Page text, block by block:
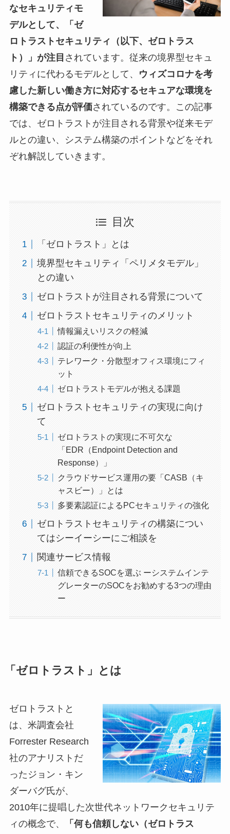
なセキュリティモ
デルとして、「ゼ
ロトラストセキュリティ（以下、ゼロトラス
ト）」が注目 されています。従来の境界型セキュ
リティに代わるモデルとして、
ウィズコロナを考
慮した新しい働き方に対応するセキュアな環境を
構築できる点が評価されているのです。この記事
では、ゼロトラストが注目される背景や従来モデ
ルとの違い、システム構築のポイントなどをそれ
ぞれ解説していきます。
目次
「ゼロトラスト」とは
境界型セキュリティ「ペリメタモデル」
との違い
ゼロトラストが注目される背景について
ゼロトラストセキュリティのメリット
情報漏えいリスクの軽減
認証の利便性が向上
テレワーク・分散型オフィス環境にフィ
ット
ゼロトラストモデルが抱える課題
ゼロトラストセキュリティの実現に向け
て
ゼロトラストの実現に不可欠な
「EDR（Endpoint Detection and
Response）」
クラウドサービス運用の要「CASB（キ
ャスビー）」とは
多要素認証によるPCセキュリティの強化
ゼロトラストセキュリティの構築につい
てはシーイーシーにご相談を
関連サービス情報
信頼できるSOCを選ぶ ーシステムインテ
グレーターのSOCをお勧めする3つの理由
ー
「ゼロトラスト」とは
ゼロトラストと
は、米調査会社
Forrester Research
社のアナリストだ
ったジョン・キン
ダーバグ氏が、
2010年に提唱した次世代ネットワークセキュリテ
ィの概念で、
「何も信頼しない（ゼロトラス